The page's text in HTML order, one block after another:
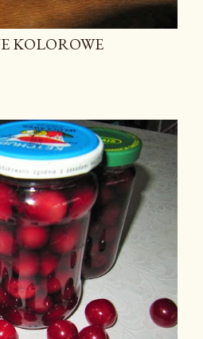
KOLOROWE